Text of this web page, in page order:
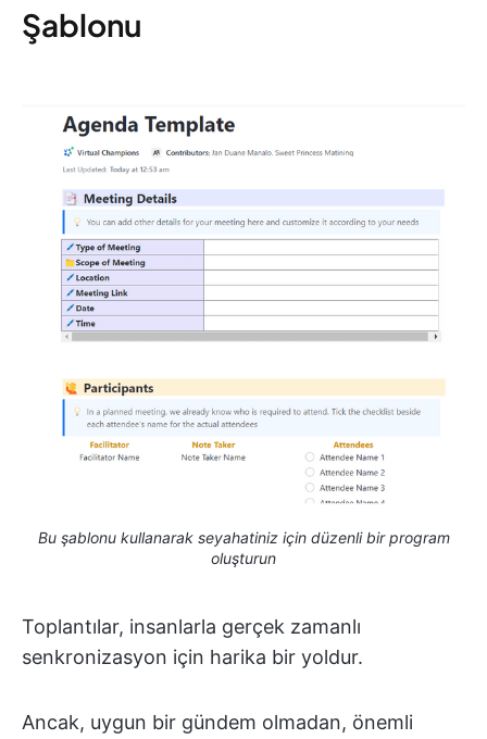
Şablonu
Bu şablonu kullanarak seyahatiniz için düzenli bir program
oluşturun
Toplantılar, insanlarla gerçek zamanlı
senkronizasyon için harika bir yoldur.
Ancak, uygun bir gündem olmadan, önemli